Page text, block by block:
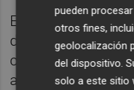
El trabajo
dado sus frutos.
clientes ya vienen
asegura José, que
pueden
otros fines,
geolocalización
del dispositivo.
solo a este sitio